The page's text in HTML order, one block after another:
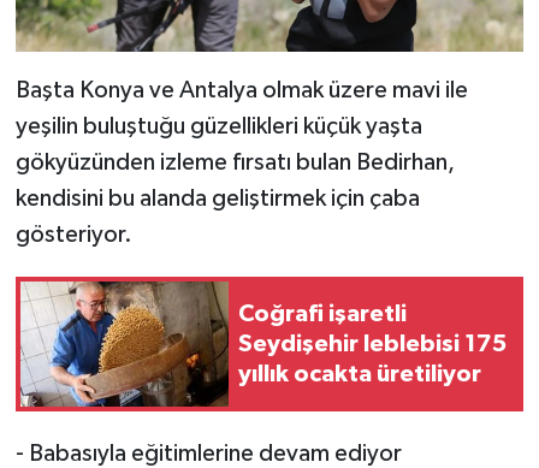
Başta Konya ve Antalya olmak üzere mavi ile
yeşilin buluştuğu güzellikleri küçük yaşta
gökyüzünden izleme fırsatı bulan Bedirhan,
kendisini bu alanda geliştirmek için çaba
gösteriyor.
Coğrafi işaretli
Seydişehir leblebisi 175
yıllık ocakta üretiliyor
- Babasıyla eğitimlerine devam ediyor